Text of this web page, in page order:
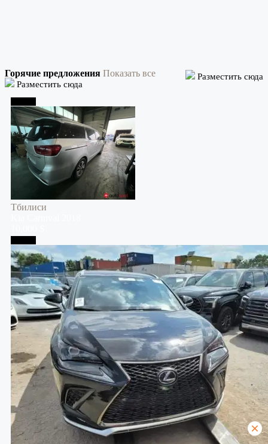
Горячие предложения Показать все
Разместить сюда
Разместить сюда
Тбилиси